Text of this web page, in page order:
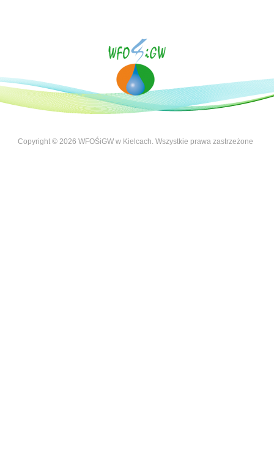
Copyright © 2026 WFOŚiGW w Kielcach. Wszystkie prawa zastrzeżone